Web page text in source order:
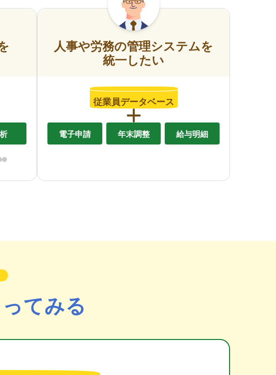
人事や労務の管理システムを
統一したい
従業員データベース
電子申請 年末調整 給与明細
てみる